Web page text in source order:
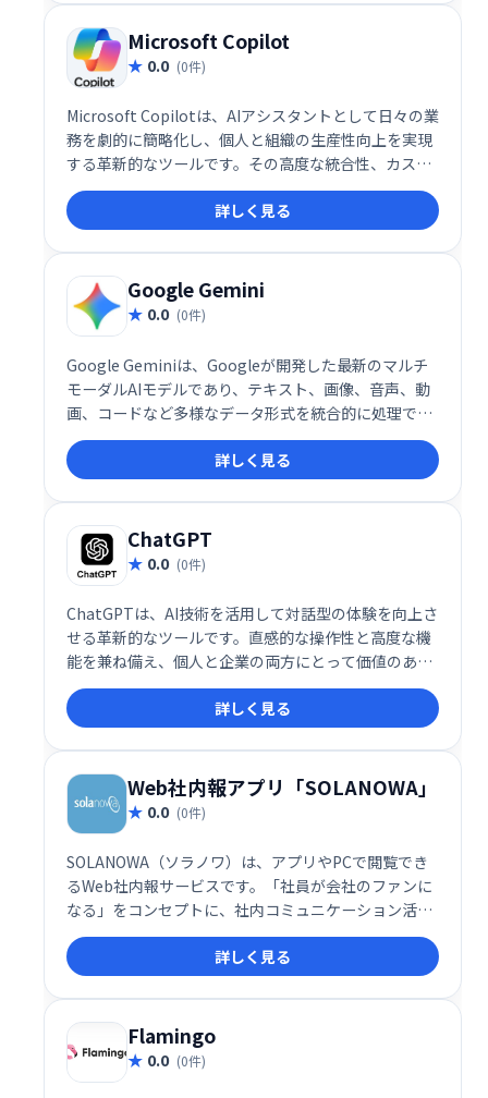
Microsoft Copilot
0.0 (0件)
Microsoft Copilotは、AIアシスタントとして日々の業
務を劇的に簡略化し、個人と組織の生産性向上を実現
する革新的なツールです。その高度な統合性、カスタ
マイズ性、そして自然言語での操作性により、デジタ
ルワークプレイスの未来を切り開く重要な存在として
注目されています。
詳しく見る
Google Gemini
0.0 (0件)
Google Geminiは、Googleが開発した最新のマルチ
モーダルAIモデルであり、テキスト、画像、音声、動
画、コードなど多様なデータ形式を統合的に処理でき
る点が特徴です。これにより、ユーザーは単一のプラ
ットフォーム上で複数の情報源を組み合わせた高度な
タスクを実行できます。
詳しく見る
ChatGPT
0.0 (0件)
ChatGPTは、AI技術を活用して対話型の体験を向上さ
せる革新的なツールです。直感的な操作性と高度な機
能を兼ね備え、個人と企業の両方にとって価値のある
ソリューションを提供します。その多用途性、拡張
性、そして進化し続ける技術基盤により、ChatGPTは
AIによるコミュニケーションの新しいスタンダードを
構築しています。
詳しく見る
Web社内報アプリ「SOLANOWA」
0.0 (0件)
SOLANOWA（ソラノワ）は、アプリやPCで閲覧でき
るWeb社内報サービスです。「社員が会社のファンに
なる」をコンセプトに、社内コミュニケーション活性
化を支援します。豊富な機能で情報共有を効率化し、
エンゲージメント向上に貢献します。2021年にはITR
市場調査レポートで3年連続シェアNo.1を獲得。国内
外70万ユーザーにご利用いただいています。いつでも
どこでも、スムーズな情報伝達を実現します。
詳しく見る
Flamingo
0.0 (0件)